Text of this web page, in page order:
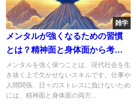
雑学
メンタルが強くなるための習慣
とは？精神面と身体面から考え
る最強の対策法
メンタルを強く保つことは、現代社会を生
き抜く上で欠かせないスキルです。仕事や
人間関係、日々のストレスに負けないため
には、精神面と身体面の両方...